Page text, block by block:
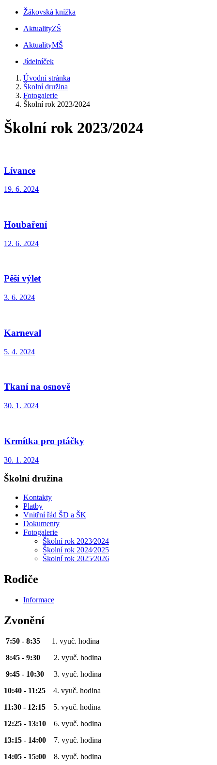
Žákovská knížka
AktualityZŠ
AktualityMŠ
Jídelníček
Úvodní stránka
Školní družina
Fotogalerie
Školní rok 2023/2024
Školní rok 2023/2024
Lívance
19. 6. 2024
Houbaření
12. 6. 2024
Pěší výlet
3. 6. 2024
Karneval
5. 4. 2024
Tkaní na osnově
30. 1. 2024
Krmítka pro ptáčky
30. 1. 2024
Školní družina
Kontakty
Platby
Vnitřní řád ŠD a ŠK
Dokumenty
Fotogalerie
Školní rok 2023⁄2024
Školní rok 2024⁄2025
Školní rok 2025⁄2026
Rodiče
Informace
Zvonění
7:50 - 8:35 1. vyuč. hodina
8:45 - 9:30 2. vyuč. hodina
9:45 - 10:30 3. vyuč. hodina
10:40 - 11:25 4. vyuč. hodina
11:30 - 12:15 5. vyuč. hodina
12:25 - 13:10 6. vyuč. hodina
13:15 - 14:00 7. vyuč. hodina
14:05 - 15:00 8. vyuč. hodina